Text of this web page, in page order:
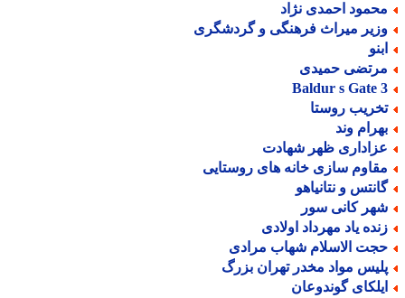
احمدی نژاد
میراث فرهنگی و گردشگری
حمیدی
Baldur s Gate
روستا
وند
ظهر شهادت
سازی خانه های روستایی
و نتانیاهو
کانی سور
یاد مهرداد اولادی
الاسلام شهاب مرادی
مواد مخدر تهران بزرگ
گوندوعان